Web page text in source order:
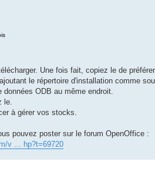
Une fois fait, copiez le de
le répertoire d'installation comme
ODB au même endroit.
le.
à gérer vos stocks.
pouvez poster sur le forum OpenOffice :
v ... hp?t=69720